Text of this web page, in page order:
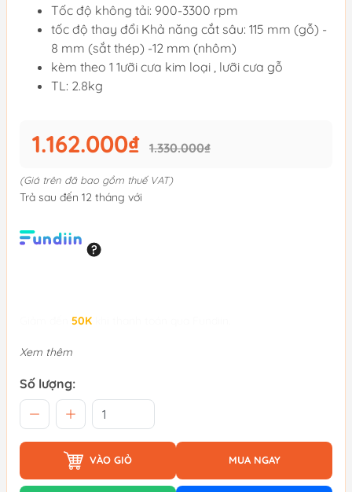
Tốc độ không tải: 900-3300 rpm
tốc độ thay đổi Khả năng cắt sâu: 115 mm (gỗ) -
8 mm (sắt thép) -12 mm (nhôm)
kèm theo 1 1ưỡi cưa kim loại , lưỡi cưa gỗ
TL: 2.8kg
1.162.000₫ 1.330.000₫
(Giá trên đã bao gồm thuế VAT)
Trả sau đến 12 tháng với
50K
Xem thêm
Số lượng:
VÀO GIỎ MUA NGAY